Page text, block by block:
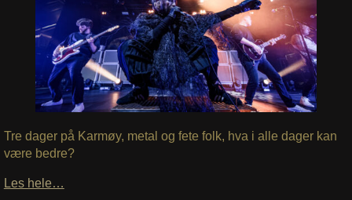
Tre dager på Karmøy, metal og fete folk, hva i alle dager kan
være bedre?
Les hele…